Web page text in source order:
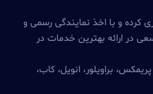
کرده و با اخذ نمایندگی رسمی و
در ارائه بهترین خدمات در
براویلور، انویل، کاب،